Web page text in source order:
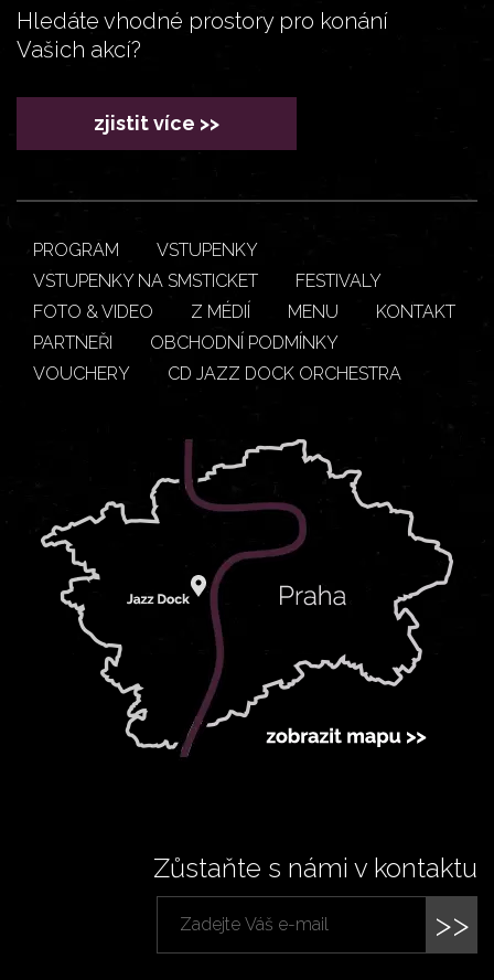
Hledáte vhodné prostory pro konání
Vašich akcí?
zjistit více >>
PROGRAM
VSTUPENKY
VSTUPENKY NA SMSTICKET
FESTIVALY
FOTO & VIDEO
Z MÉDIÍ MENU
KONTAKT
PARTNEŘI
OBCHODNÍ PODMÍNKY
VOUCHERY
CD JAZZ DOCK ORCHESTRA
Zůstaňte s námi v kontaktu
>>